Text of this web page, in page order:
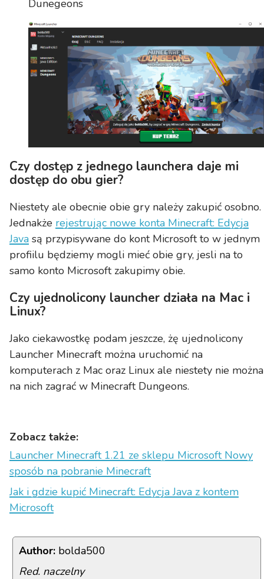
Dunegeons
Czy dostęp z jednego launchera daje mi
dostęp do obu gier?
Niestety ale obecnie obie gry należy zakupić osobno.
Jednakże rejestrując nowe konta Minecraft: Edycja
Java są przypisywane do kont Microsoft to w jednym
profiilu będziemy mogli mieć obie gry, jesli na to
samo konto Microsoft zakupimy obie.
Czy ujednolicony launcher działa na Mac i
Linux?
Jako ciekawostkę podam jeszcze, żę ujednolicony
Launcher Minecraft można uruchomić na
komputerach z Mac oraz Linux ale niestety nie można
na nich zagrać w Minecraft Dungeons.
Zobacz także:
Launcher Minecraft 1.21 ze sklepu Microsoft Nowy
sposób na pobranie Minecraft
Jak i gdzie kupić Minecraft: Edycja Java z kontem
Microsoft
Author: bolda500
Red. naczelny